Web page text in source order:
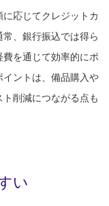
応じてクレジットカ
、銀行振込では得ら
を通じて効率的にポ
ントは、備品購入や
削減につながる点も
い